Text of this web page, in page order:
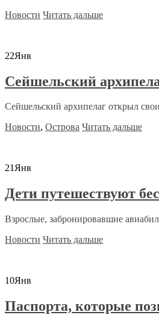
Новости Читать дальше
22Янв
Сейшельский
Сейшельский архипелаг открыл
Новости, Острова Читать дальше
21Янв
Дети путешествуют
Взрослые, забронировавшие
Новости Читать дальше
10Янв
Паспорта, которые